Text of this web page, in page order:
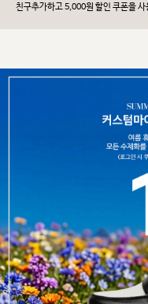
친구추가하고 5,000원 할인 쿠폰을 사